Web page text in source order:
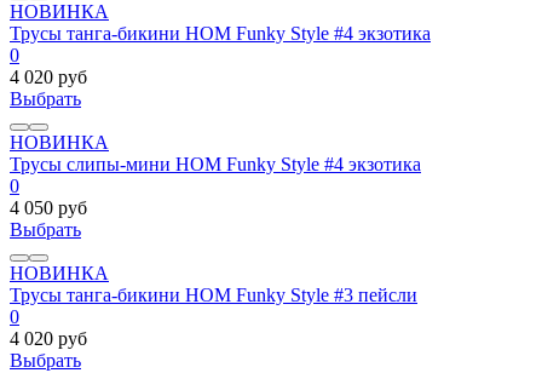
НОВИНКА
Трусы танга-бикини HOM Funky Style #4 экзотика
0
4 020 руб
Выбрать
НОВИНКА
Трусы слипы-мини HOM Funky Style #4 экзотика
0
4 050 руб
Выбрать
НОВИНКА
Трусы танга-бикини HOM Funky Style #3 пейсли
0
4 020 руб
Выбрать